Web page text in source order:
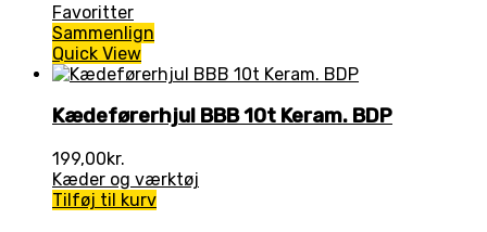
Favoritter
Sammenlign
Quick View
Kædeførerhjul BBB 10t Keram. BDP
199,00kr.
Kæder og værktøj
Tilføj til kurv